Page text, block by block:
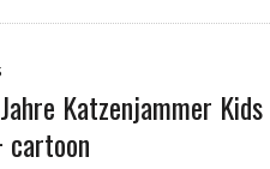
Katzenjammer
cartoon